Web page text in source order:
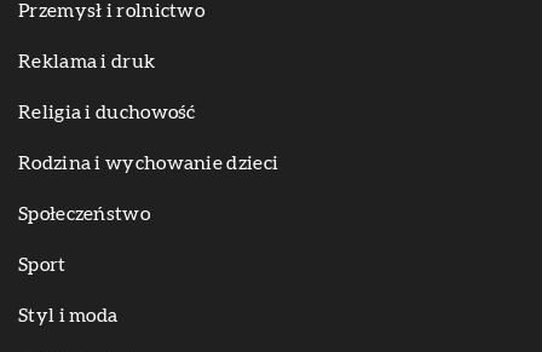
Przemysł i rolnictwo
Reklama i druk
Religia i duchowość
Rodzina i wychowanie dzieci
Społeczeństwo
Sport
Styl i moda